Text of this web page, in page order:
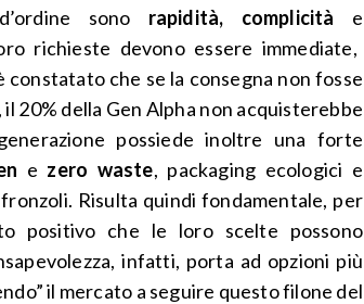
sono rapidità, complicità e
richieste devono essere immediate,
che se la consegna non fosse
20% della Gen Alpha non acquisterebbe
possiede inoltre una forte
e zero waste, packaging ecologici e
Risulta quindi fondamentale, per
positivo che le loro scelte possono
infatti, porta ad opzioni più
il mercato a seguire questo filone del